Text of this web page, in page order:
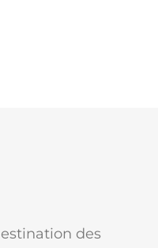
des